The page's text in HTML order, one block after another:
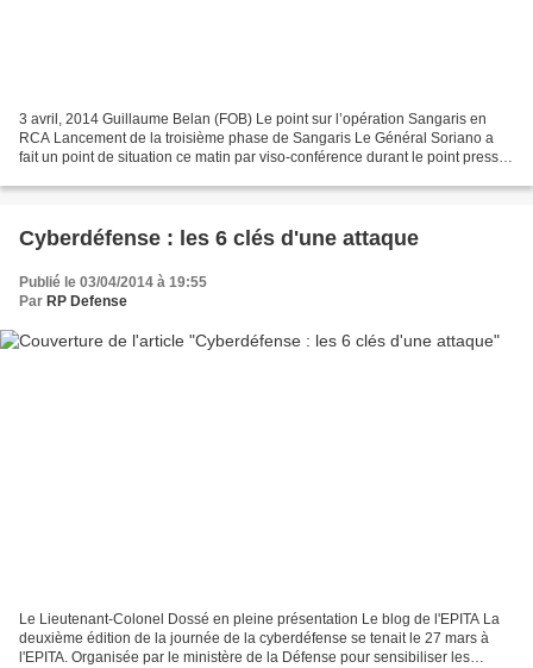
3 avril, 2014 Guillaume Belan (FOB) Le point sur l’opération Sangaris en
RCA Lancement de la troisième phase de Sangaris Le Général Soriano a
fait un point de situation ce matin par viso-conférence durant le point presse
Cyberdéfense : les 6 clés d'une attaque
Publié le 03/04/2014 à 19:55
Par RP Defense
Le Lieutenant-Colonel Dossé en pleine présentation Le blog de l'EPITA La
deuxième édition de la journée de la cyberdéfense se tenait le 27 mars à
l'EPITA. Organisée par le ministère de la Défense pour sensibiliser les